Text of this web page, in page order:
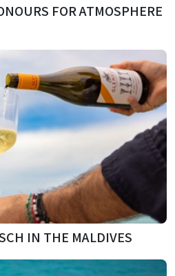
FOR ATMOSPHERE
IN THE MALDIVES